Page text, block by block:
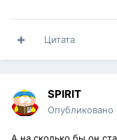
Цитата
SPIRIT
Опубликовано